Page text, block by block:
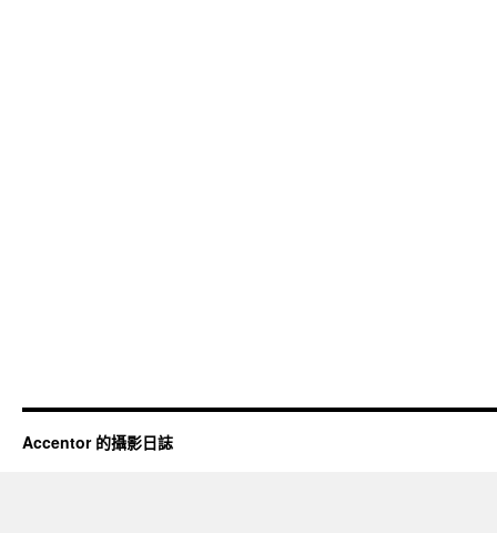
Accentor 的攝影日誌